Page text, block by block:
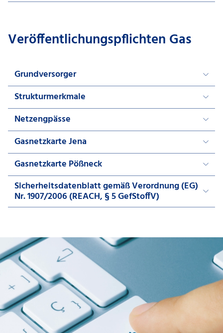
Veröffentlichungspflichten Gas
Grundversorger
Strukturmerkmale
Netzengpässe
Gasnetzkarte Jena
Gasnetzkarte Pößneck
Sicherheitsdatenblatt gemäß Verordnung (EG)
Nr. 1907/2006 (REACH, § 5 GefStoffV)